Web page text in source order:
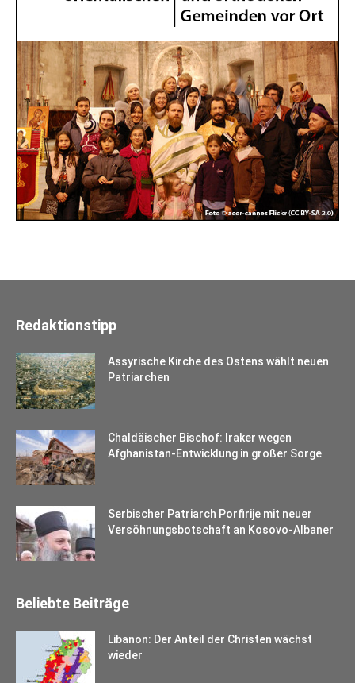
Redaktionstipp
Assyrische Kirche des Ostens wählt neuen
Patriarchen
Chaldäischer Bischof: Iraker wegen
Afghanistan-Entwicklung in großer Sorge
Serbischer Patriarch Porfirije mit neuer
Versöhnungsbotschaft an Kosovo-Albaner
Beliebte Beiträge
Libanon: Der Anteil der Christen wächst
wieder